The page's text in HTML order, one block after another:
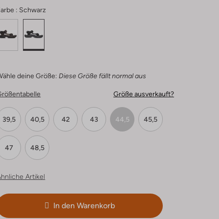
: Schwarz
deine Größe: Diese Größe fällt normal aus
Größe ausverkauft?
39,5 40,5 42 43 44,5 45,5
47 48,5
Artikel
In den Warenkorb